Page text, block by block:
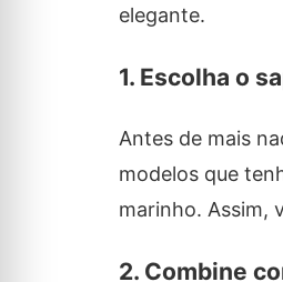
elegante.
1. Escolha o
Antes de mais
modelos que
marinho. Assim,
2. Combine